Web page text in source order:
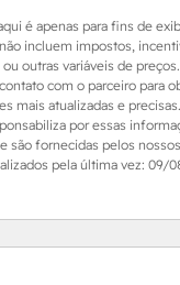
é apenas para fins de
incluem impostos,
outras variáveis de
com o parceiro para
mais atualizadas e
por essas
são fornecidas pelos
pela última vez: 09/